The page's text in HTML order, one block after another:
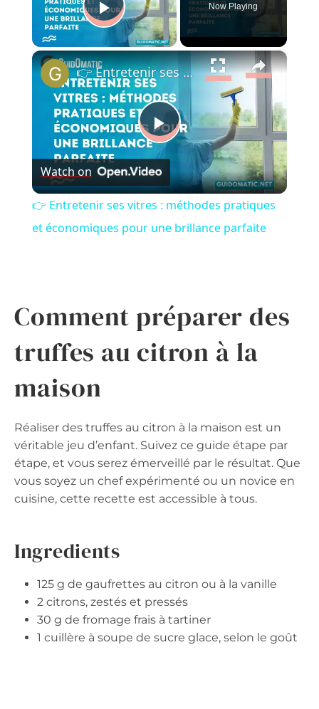
Play Video
Now Playing
×
Play
Video
👉 Entretenir ses vitres : méthodes pratiques et économiques pour une brillance parfaite
Watch on
👉 Entretenir ses vitres : méthodes pratiques
et économiques pour une brillance parfaite
Comment préparer des
truffes au citron à la
maison
Réaliser des truffes au citron à la maison est un
véritable jeu d’enfant. Suivez ce guide étape par
étape, et vous serez émerveillé par le résultat. Que
vous soyez un chef expérimenté ou un novice en
cuisine, cette recette est accessible à tous.
Ingredients
125 g de gaufrettes au citron ou à la vanille
2 citrons, zestés et pressés
30 g de fromage frais à tartiner
1 cuillère à soupe de sucre glace, selon le goût